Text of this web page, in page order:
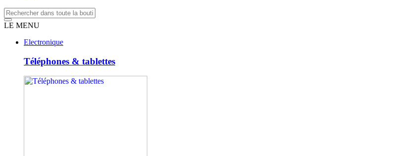
LE MENU
Electronique
Téléphones & tablettes